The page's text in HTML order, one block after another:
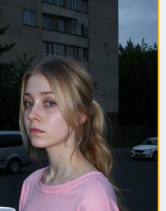
(самая лучшая)
поместить в папку "diffusion
для видеокарт с
видеопамяти) (данный файл
"unet")
для генерации)
2M samplers for smooth and
steps to capture finer details
remains the best choice